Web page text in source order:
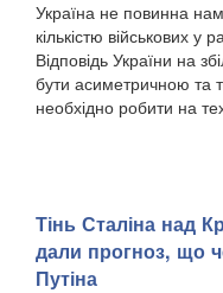
Україна не повинна
кількістю військових у
Відповідь України на
бути асиметричною та
необхідно робити на
Тінь Сталіна над
дали прогноз, що
Путіна